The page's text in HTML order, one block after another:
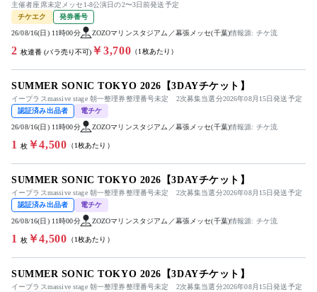
主催者座席未定メッセ1-8公演日の2〜3日前発送予定
チケエク
発券番号
26/08/16(日) 11時00分 ZOZOマリンスタジアム／幕張メッセ(千葉)情報源: チケ流
2 枚連番 (バラ売り不可) ￥3,700 （1枚あたり）
SUMMER SONIC TOKYO 2026【3DAYチケット】
イープラスmassive stage 朝一整理券整理番号未定 2次募集当選分2026年08月15日発送予定
認証済み出品者
電チケ
26/08/16(日) 11時00分 ZOZOマリンスタジアム／幕張メッセ(千葉)情報源: チケ流
1 枚￥4,500 （1枚あたり）
SUMMER SONIC TOKYO 2026【3DAYチケット】
イープラスmassive stage 朝一整理券整理番号未定 2次募集当選分2026年08月15日発送予定
認証済み出品者
電チケ
26/08/16(日) 11時00分 ZOZOマリンスタジアム／幕張メッセ(千葉)情報源: チケ流
1 枚￥4,500 （1枚あたり）
SUMMER SONIC TOKYO 2026【3DAYチケット】
イープラスmassive stage 朝一整理券整理番号未定 2次募集当選分2026年08月15日発送予定